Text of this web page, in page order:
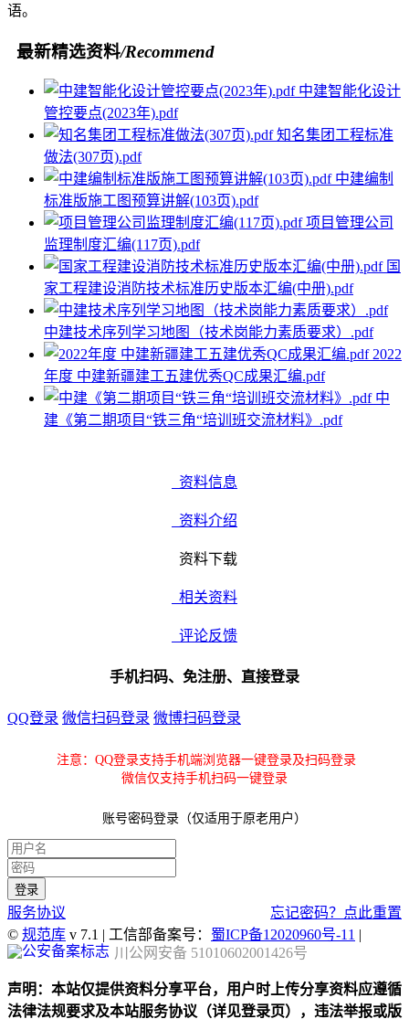
语。
最新精选资料/Recommend
中建智能化设计
管控要点(2023年).pdf
知名集团工程标准
做法(307页).pdf
中建编制
标准版施工图预算讲解(103页).pdf
项目管理公司
监理制度汇编(117页).pdf
国
家工程建设消防技术标准历史版本汇编(中册).pdf
中建技术序列学习地图（技术岗能力素质要求）.pdf
2022
年度 中建新疆建工五建优秀QC成果汇编.pdf
中
建《第二期项目“铁三角“培训班交流材料》.pdf
资料信息
资料介绍
资料下载
相关资料
评论反馈
手机扫码、免注册、直接登录
QQ登录 微信扫码登录 微博扫码登录
注意：QQ登录支持手机端浏览器一键登录及扫码登录
微信仅支持手机扫码一键登录
账号密码登录（仅适用于原老用户）
服务协议
忘记密码？点此重置
© 规范库 v 7.1 | 工信部备案号： 蜀ICP备12020960号-11 |
川公网安备 51010602001426号
声明：本站仅提供资料分享平台，用户时上传分享资料应遵循
法律法规要求及本站服务协议（详见登录页），违法举报或版